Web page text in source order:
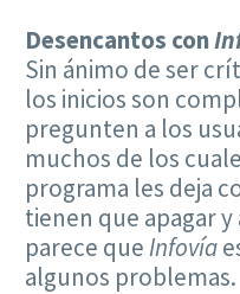
Desencantos con
Sin ánimo de ser
los inicios son
pregunten a los
muchos de los
programa les deja
tienen que apagar
parece queInfovía
algunos problemas.